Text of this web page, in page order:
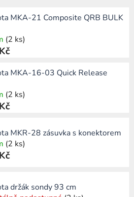
MKA-21 Composite QRB BULK
(2 ks)
MKA-16-03 Quick Release
(2 ks)
MKR-28 zásuvka s konektorem
(2 ks)
držák sondy 93 cm